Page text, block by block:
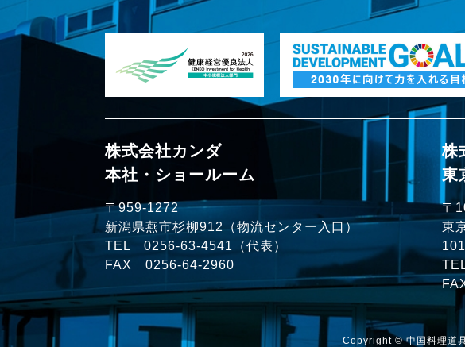
株式会社カンダ
本社・ショールーム
〒959-1272
新潟県燕市杉柳912（物流センター入口）
TEL 0256-63-4541
（代表）
FAX 0256-64-2960
株
東
〒
東
Copyright © 中国料理道